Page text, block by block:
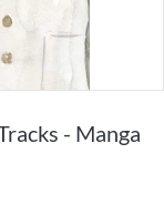
- Manga